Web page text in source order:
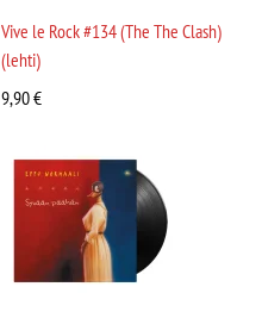
Vive le Rock #134 (The The Clash)
(lehti)
9,90€